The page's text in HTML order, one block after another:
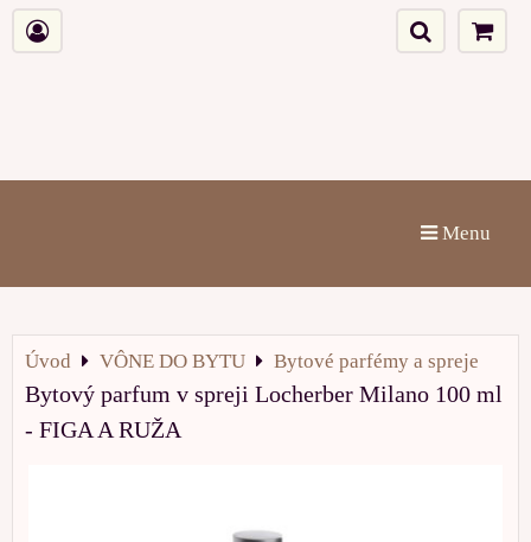
Menu
Úvod VÔNE DO BYTU Bytové parfémy a spreje
Bytový parfum v spreji Locherber Milano 100 ml
- FIGA A RUŽA